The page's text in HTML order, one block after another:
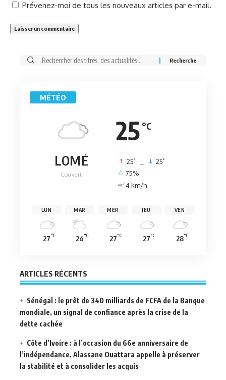
Prévenez-moi de tous les nouveaux articles par e-mail.
Rechercher:
MÉTÉO
25 °C
LOMÉ
Couvert
25° 25°
75%
4 km/h
LUN
27°C
MAR
26°C
MER
27°C
JEU
27°C
VEN
28°C
ARTICLES RÉCENTS
Sénégal : le prêt de 340 milliards de FCFA de la Banque
mondiale, un signal de confiance après la crise de la
dette cachée
Côte d’Ivoire : à l’occasion du 66e anniversaire de
l’indépendance, Alassane Ouattara appelle à préserver
la stabilité et à consolider les acquis